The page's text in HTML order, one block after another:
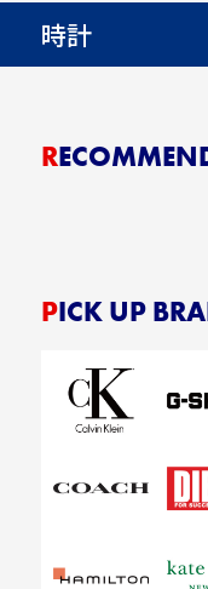
時計
PICK UP